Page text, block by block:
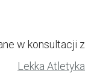
w konsultacji z
Lekka Atletyka